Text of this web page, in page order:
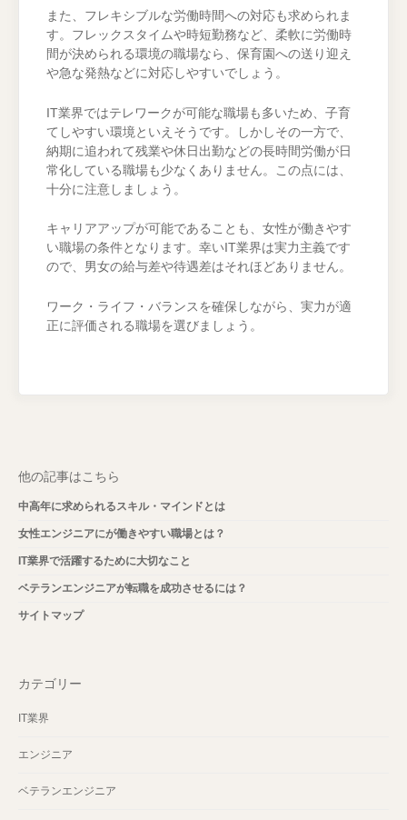
また、フレキシブルな労働時間への対応も求められま
す。フレックスタイムや時短勤務など、柔軟に労働時
間が決められる環境の職場なら、保育園への送り迎え
や急な発熱などに対応しやすいでしょう。
IT業界ではテレワークが可能な職場も多いため、子育
てしやすい環境といえそうです。しかしその一方で、
納期に追われて残業や休日出勤などの長時間労働が日
常化している職場も少なくありません。この点には、
十分に注意しましょう。
キャリアアップが可能であることも、女性が働きやす
い職場の条件となります。幸いIT業界は実力主義です
ので、男女の給与差や待遇差はそれほどありません。
ワーク・ライフ・バランスを確保しながら、実力が適
正に評価される職場を選びましょう。
他の記事はこちら
中高年に求められるスキル・マインドとは
女性エンジニアにが働きやすい職場とは？
IT業界で活躍するために大切なこと
ベテランエンジニアが転職を成功させるには？
サイトマップ
カテゴリー
IT業界
エンジニア
ベテランエンジニア